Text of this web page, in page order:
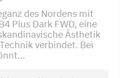
des Nordens mit
Plus Dark FWD, eine
Ästhetik
verbindet. Bei